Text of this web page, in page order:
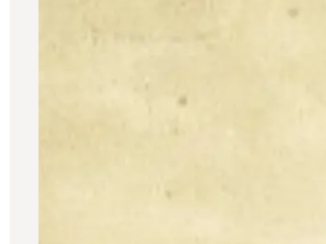
Mach deine